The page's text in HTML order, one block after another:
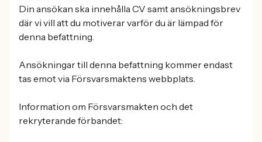
Din ansökan ska innehålla CV samt ansökningsbrev
där vi vill att du motiverar varför du är lämpad för
denna befattning.
Ansökningar till denna befattning kommer endast
tas emot via Försvarsmaktens webbplats.
Information om Försvarsmakten och det
rekryterande förbandet: